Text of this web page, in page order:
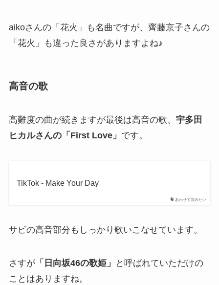
aikoさんの「花火」も名曲ですが、齊藤京子さんの
「花火」も違った良さがありますよね♪
高音の歌
高難度の曲が続きますが最後は高音の歌、 宇多田
ヒカルさんの「First Love」 です。
あわせて読みたい
TikTok - Make Your Day
サビの高音部分もしっかり歌いこなせています。
さすが「日向坂46の歌姫」
と呼ばれていただけの
ことはありますね。